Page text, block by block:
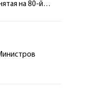
на 80-й